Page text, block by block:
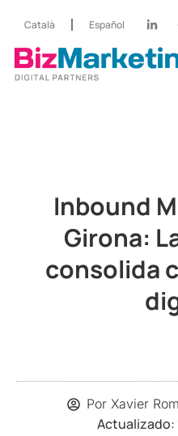
Català Español
Inbound
Girona:
consolida
Por Xavier
Actualizado: